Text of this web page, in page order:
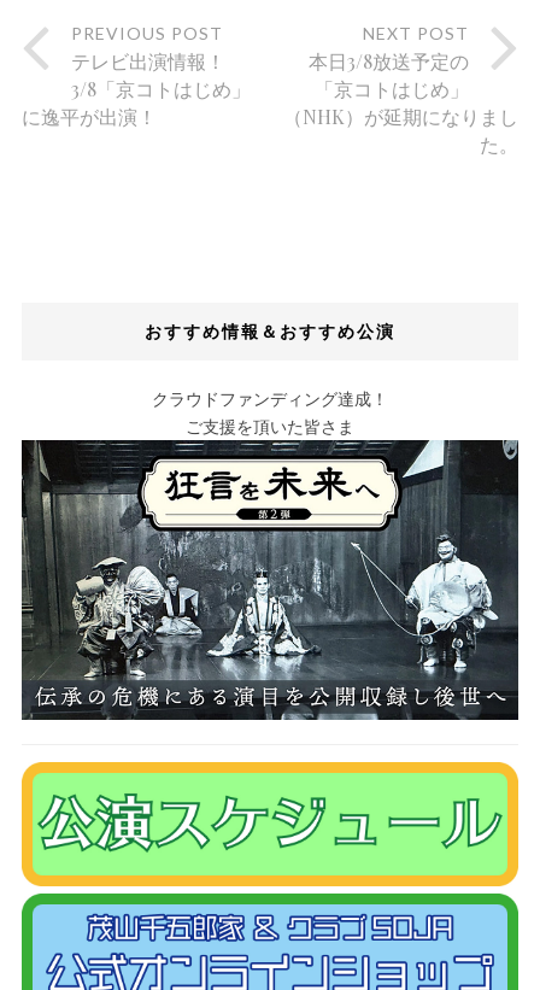
PREVIOUS POST
テレビ出演情報！
3/8「京コトはじめ」
に逸平が出演！
NEXT POST
本日3/8放送予定の
「京コトはじめ」
（NHK）が延期になりまし
た。
おすすめ情報＆おすすめ公演
クラウドファンディング達成！
ご支援を頂いた皆さま